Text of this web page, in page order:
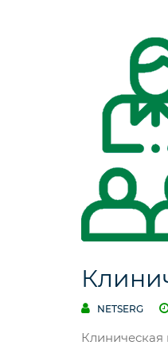
NETSERG
Клиническая